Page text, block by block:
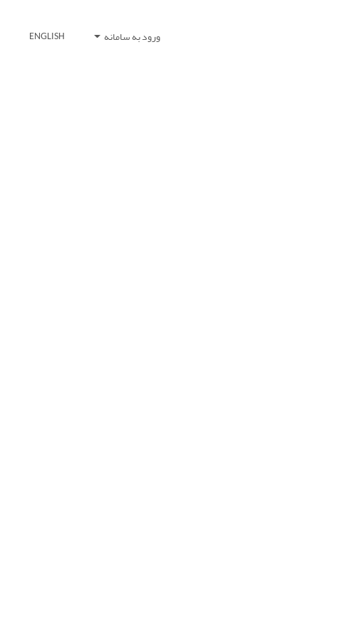
ورود به سامانه ENGLISH